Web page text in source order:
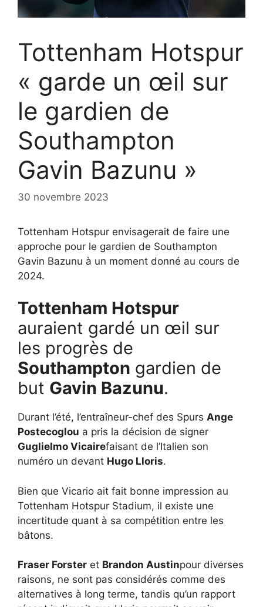
Tottenham Hotspur
« garde un œil sur
le gardien de
Southampton
Gavin Bazunu »
30 novembre 2023
Tottenham Hotspur envisagerait de faire une
approche pour le gardien de Southampton
Gavin Bazunu à un moment donné au cours de
2024.
Tottenham Hotspur
auraient gardé un œil sur
les progrès de
Southampton gardien de
but Gavin Bazunu.
Durant l’été, l’entraîneur-chef des Spurs Ange
Postecoglou a pris la décision de signer
Guglielmo Vicairefaisant de l’Italien son
numéro un devant Hugo Lloris.
Bien que Vicario ait fait bonne impression au
Tottenham Hotspur Stadium, il existe une
incertitude quant à sa compétition entre les
bâtons.
Fraser Forster et Brandon Austinpour diverses
raisons, ne sont pas considérés comme des
alternatives à long terme, tandis qu’un rapport